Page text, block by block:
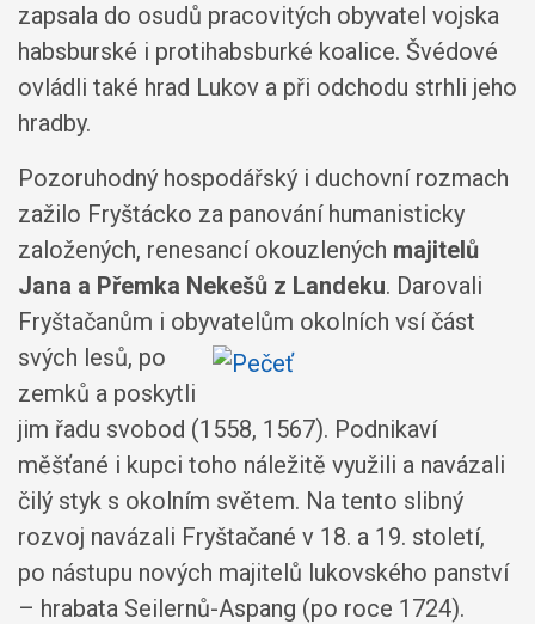
zapsala do osudů pracovitých obyvatel vojska
habsburské i protihabsburké koalice. Švédové
ovládli také hrad Lukov a při odchodu strhli jeho
hradby.
Pozoruhodný hospodářský i duchovní rozmach
zažilo Fryštácko za panování humanisticky
založených, renesancí okouzlených majitelů
Jana a Přemka Nekešů z Landeku. Darovali
Fryštačanům i obyvatelům okolních vsí část
svých lesů, po
zemků a poskytli
jim řadu svobod (1558, 1567). Podnikaví
měšťané i kupci toho náležitě využili a navázali
čilý styk s okolním světem. Na tento slibný
rozvoj navázali Fryštačané v 18. a 19. století,
po nástupu nových majitelů lukovského panství
– hrabata Seilernů-Aspang (po roce 1724).